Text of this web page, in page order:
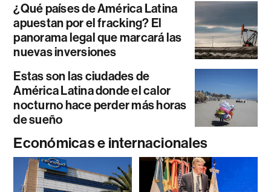
¿Qué países de América Latina
apuestan por el fracking? El
panorama legal que marcará las
nuevas inversiones
Estas son las ciudades de
América Latina donde el calor
nocturno hace perder más horas
de sueño
Económicas e internacionales